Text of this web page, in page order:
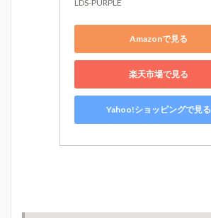
LDS-PURPLE
Amazonで見る
楽天市場で見る
Yahoo!ショッピングで見る